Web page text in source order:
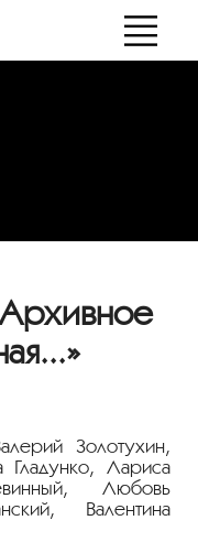
Золотухин,
Лариса
Любовь
Валентина